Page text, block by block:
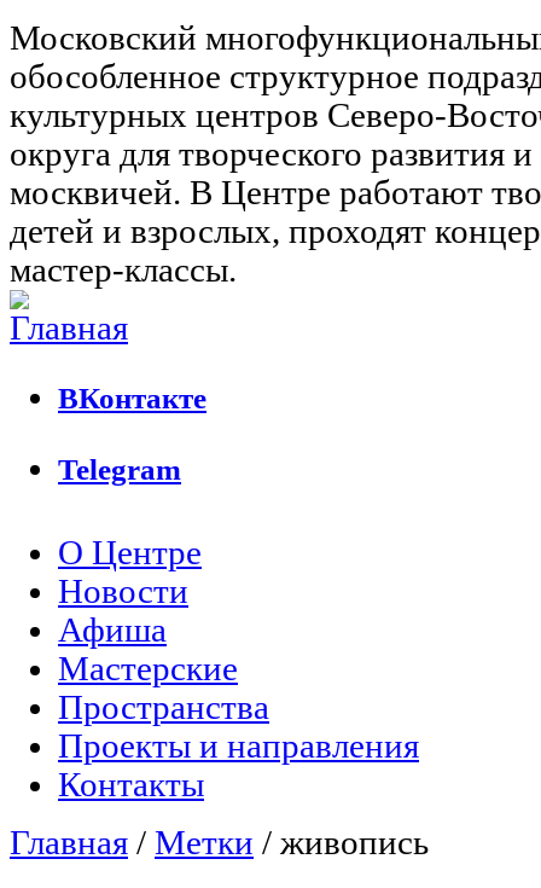
Московский
обособленное структурное
культурных центров Северо-
округа для творческого развития
москвичей. В Центре работают
детей и взрослых, проходят
мастер-классы.
ВКонтакте
Telegram
Главное меню
О Центре
Новости
Афиша
Мастерские
Пространства
Проекты и направления
Контакты
Вы здесь
Главная / Метки / живопись